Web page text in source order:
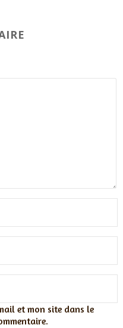
et mon site dans le